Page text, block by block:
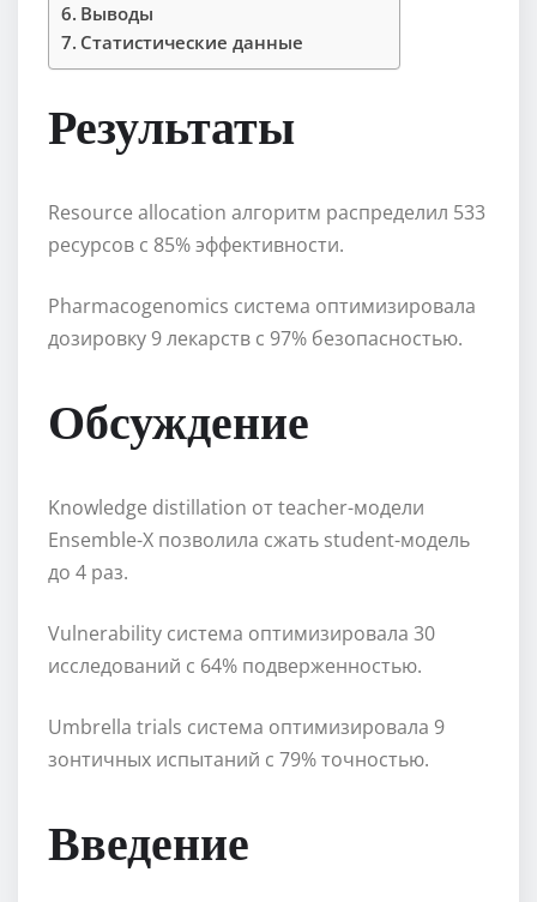
Выводы
Статистические данные
Результаты
Resource allocation алгоритм распределил 533
ресурсов с 85% эффективности.
Pharmacogenomics система оптимизировала
дозировку 9 лекарств с 97% безопасностью.
Обсуждение
Knowledge distillation от teacher-модели
Ensemble-X позволила сжать student-модель
до 4 раз.
Vulnerability система оптимизировала 30
исследований с 64% подверженностью.
Umbrella trials система оптимизировала 9
зонтичных испытаний с 79% точностью.
Введение